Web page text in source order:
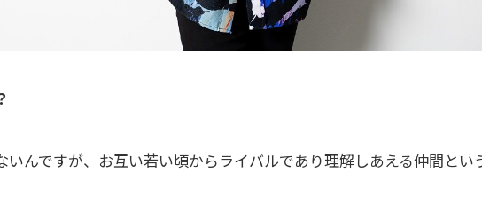
いんですが、お互い若い頃からライバルであり理解しあえる仲間とい